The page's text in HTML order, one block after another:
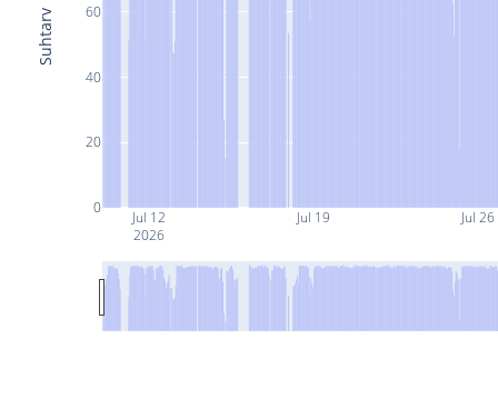
Jul 12
2026
Jul 19 Jul 26
0
20
40
60
Suhtarv